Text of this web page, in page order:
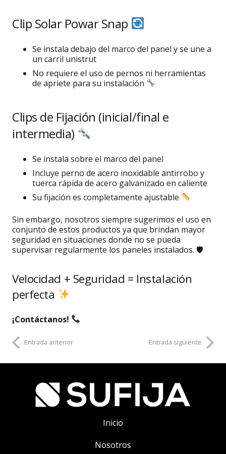
Clip Solar Powar Snap
Se instala debajo del marco del panel y se une a
un carril unistrut
No requiere el uso de pernos ni herramientas
de apriete para su instalación
Clips de Fijación (inicial/final e
intermedia)
Se instala sobre el marco del panel
Incluye perno de acero inoxidable antirrobo y
tuerca rápida de acero galvanizado en caliente
Su fijación es completamente ajustable
Sin embargo, nosotros siempre sugerimos el uso en
conjunto de estos productos ya que brindan mayor
seguridad en situaciones donde no se pueda
supervisar regularmente los paneles instalados. 🛡
Velocidad + Seguridad = Instalación
perfecta
¡Contáctanos!
Entrada anterior Entrada siguiente
Inicio
Nosotros